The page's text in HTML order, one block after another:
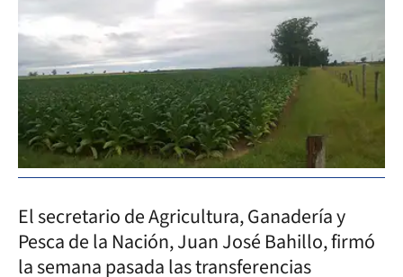
El secretario de Agricultura, Ganadería y
Pesca de la Nación, Juan José Bahillo, firmó
la semana pasada las transferencias